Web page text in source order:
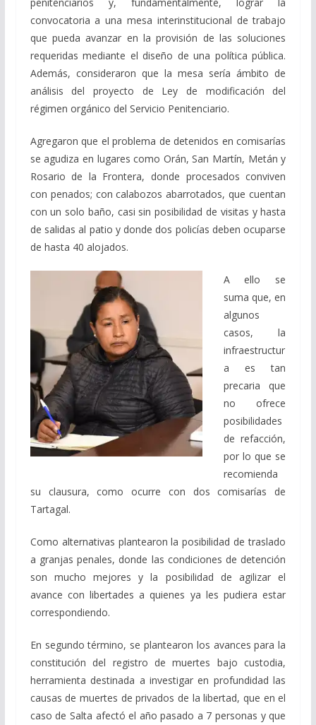
convocatoria a una mesa interinstitucional de trabajo
que pueda avanzar en la provisión de las soluciones
requeridas mediante el diseño de una política pública.
Además, consideraron que la mesa sería ámbito de
análisis del proyecto de Ley de modificación del
régimen orgánico del Servicio Penitenciario.
Agregaron que el problema de detenidos en comisarías
se agudiza en lugares como Orán, San Martín, Metán y
Rosario de la Frontera, donde procesados conviven
con penados; con calabozos abarrotados, que cuentan
con un solo baño, casi sin posibilidad de visitas y hasta
de salidas al patio y donde dos policías deben ocuparse
de hasta 40 alojados.
A ello se
suma que, en
algunos
casos, la
infraestructur
a es tan
precaria que
no ofrece
posibilidades
de refacción,
por lo que se
recomienda
su clausura, como ocurre con dos comisarías de
Tartagal.
Como alternativas plantearon la posibilidad de traslado
a granjas penales, donde las condiciones de detención
son mucho mejores y la posibilidad de agilizar el
avance con libertades a quienes ya les pudiera estar
correspondiendo.
En segundo término, se plantearon los avances para la
constitución del registro de muertes bajo custodia,
herramienta destinada a investigar en profundidad las
causas de muertes de privados de la libertad, que en el
caso de Salta afectó el año pasado a 7 personas y que